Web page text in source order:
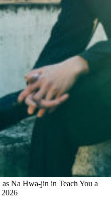
Na Hwa-jin in Teach You a